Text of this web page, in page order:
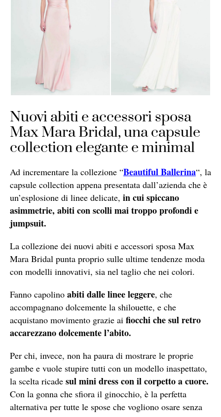
Nuovi abiti e accessori sposa
Max Mara Bridal, una capsule
collection elegante e minimal
Ad incrementare la collezione “Beautiful Ballerina“, la
capsule collection appena presentata dall’azienda che è
un’esplosione di linee delicate, in cui spiccano
asimmetrie, abiti con scolli mai troppo profondi e
jumpsuit.
La collezione dei nuovi abiti e accessori sposa Max
Mara Bridal punta proprio sulle ultime tendenze moda
con modelli innovativi, sia nel taglio che nei colori.
Fanno capolino abiti dalle linee leggere, che
accompagnano dolcemente la shilouette, e che
acquistano movimento grazie ai fiocchi che sul retro
accarezzano dolcemente l’abito.
Per chi, invece, non ha paura di mostrare le proprie
gambe e vuole stupire tutti con un modello inaspettato,
la scelta ricade sul mini dress con il corpetto a cuore.
Con la gonna che sfiora il ginocchio, è la perfetta
alternativa per tutte le spose che vogliono osare senza